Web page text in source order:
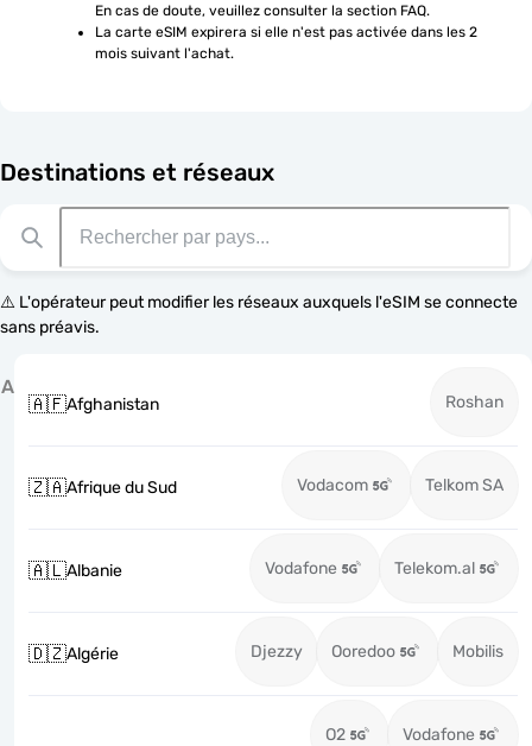
En cas de doute, veuillez consulter la section FAQ.
La carte eSIM expirera si elle n'est pas activée dans les 2
mois suivant l'achat.
Destinations et réseaux
⚠️ L'opérateur peut modifier les réseaux auxquels l'eSIM se connecte
sans préavis.
A
🇦🇫Afghanistan Roshan
🇿🇦Afrique du Sud Vodacom Telkom SA
🇦🇱Albanie Vodafone Telekom.al
🇩🇿Algérie Djezzy Ooredoo Mobilis
O2 Vodafone